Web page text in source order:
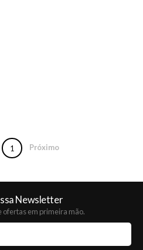
1 Próximo
Newsletter
ofertas em primeira mão.